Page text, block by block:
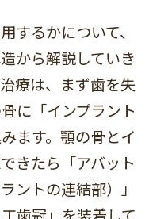
するかについて、
から解説していき
療は、まず歯を失
に「インプラント
ます。顎の骨とイ
きたら「アバット
ントの連結部）」